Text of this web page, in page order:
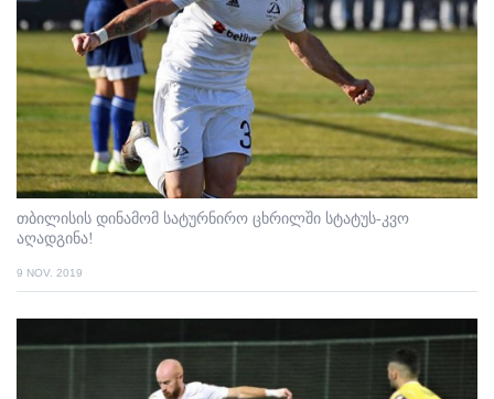
თბილისის დინამომ სატურნირო ცხრილში სტატუს-კვო
აღადგინა!
9 NOV. 2019